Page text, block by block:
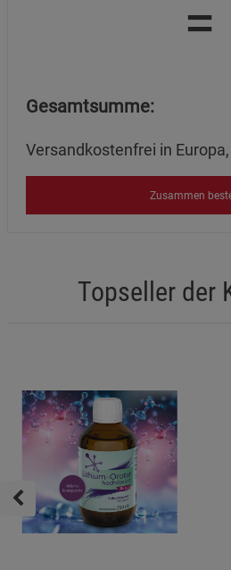
=
Gesamtsumme:
Versandkostenfrei in
Zusammen
Topseller der
Marketing Cookies (3)